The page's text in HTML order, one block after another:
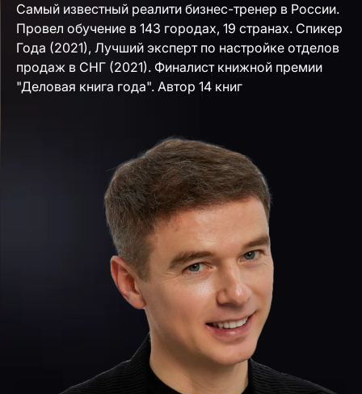
Самый известный реалити бизнес-тренер в России.
Провел обучение в 143 городах, 19 странах. Спикер
Года (2021), Лучший эксперт по настройке отделов
продаж в СНГ (2021). Финалист книжной премии
"Деловая книга года". Автор 14 книг